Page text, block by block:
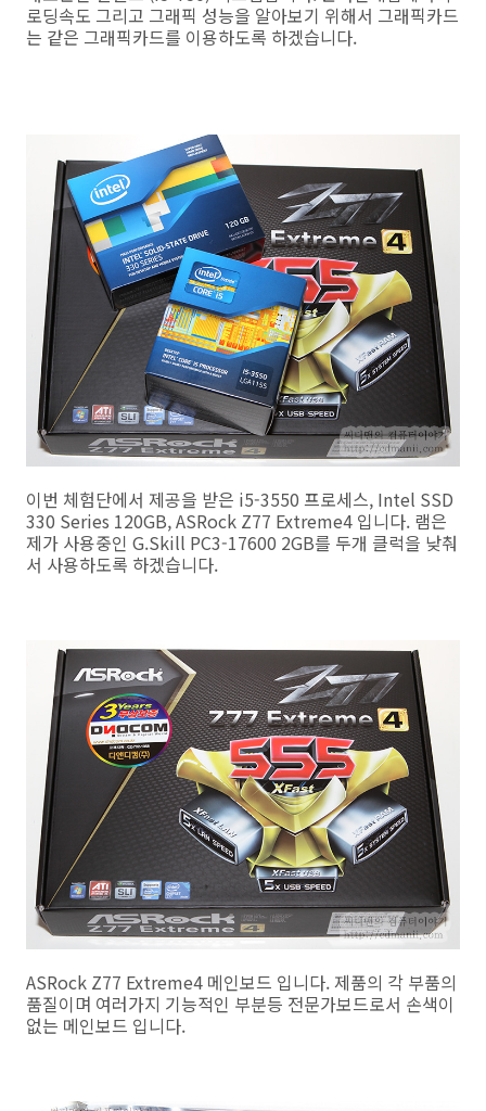
로딩속도 그리고 그래픽 성능을 알아보기 위해서 그래픽카드
는 같은 그래픽카드를 이용하도록 하겠습니다.
이번 체험단에서 제공을 받은 i5-3550 프로세스, Intel SSD
330 Series 120GB, ASRock Z77 Extreme4 입니다. 램은
제가 사용중인 G.Skill PC3-17600 2GB를 두개 클럭을 낮춰
서 사용하도록 하겠습니다.
ASRock Z77 Extreme4 메인보드 입니다. 제품의 각 부품의
품질이며 여러가지 기능적인 부분등 전문가보드로서 손색이
없는 메인보드 입니다.